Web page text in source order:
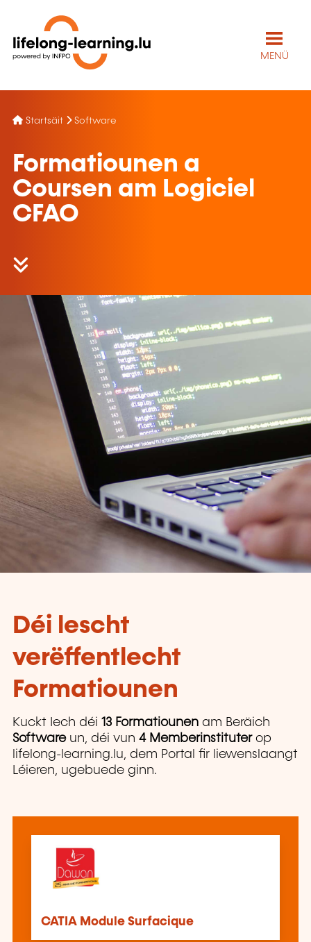
MENÜ
Startsäit Software
Formatiounen a
Coursen am Logiciel
CFAO
Déi lescht
verëffentlecht
Formatiounen
Kuckt Iech déi 13 Formatiounen am Beräich
Softwareun, déi vun 4 Memberinstituter op
lifelong-learning.lu, dem Portal fir liewenslaangt
Léieren, ugebuede ginn.
CATIA Module Surfacique